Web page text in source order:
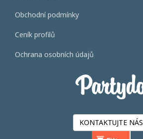
Obchodní podmínky
Ceník profilů
Ochrana osobních údajů
KONTAKTUJTE NÁS